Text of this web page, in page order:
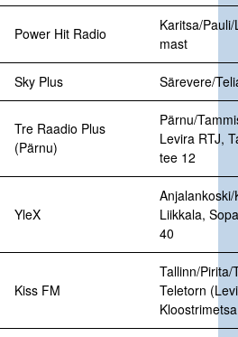
Power Hit Radio
Karitsa/
mast
Sky Plus Särevere/
Tre Raadio Plus
(Pärnu)
Pärnu/
Levira RTJ,
tee 12
YleX
Liikkala,
40
Kiss FM
Tallinn/Pirita/
Teletorn